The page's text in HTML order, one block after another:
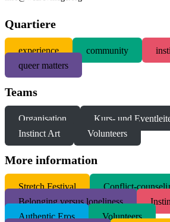
Quartiere
experience community
queer matters
Teams
Organisation
Kurs- und
Instinct Art
Volunteers
More information
Stretch Festival
Conflict-
Belonging versus loneliness
Authentic Eros
Volunteers